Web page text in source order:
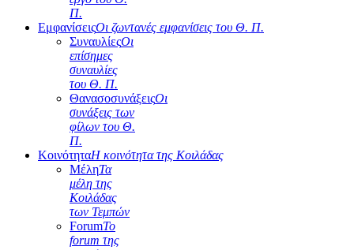
Π.
ΕμφανίσειςΟι ζωντανές εμφανίσεις του Θ. Π.
ΣυναυλίεςΟι
επίσημες
συναυλίες
του Θ. Π.
ΘανασοσυνάξειςΟι
συνάξεις των
φίλων του Θ.
Π.
ΚοινότηταΗ κοινότητα της Κοιλάδας
ΜέληΤα
μέλη της
Κοιλάδας
των Τεμπών
ForumΤο
forum της